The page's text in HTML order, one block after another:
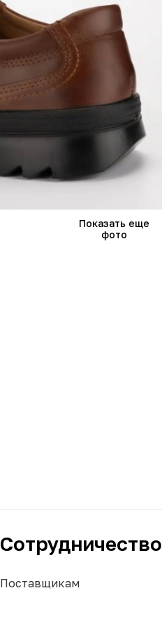
Показать еще
фото
Сотрудничество
Поставщикам